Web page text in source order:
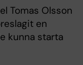
Tomas Olsson
en
kunna starta